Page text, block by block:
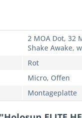
2 MOA Dot, 32
Shake Awake,
Rot
Micro, Offen
Montageplatte